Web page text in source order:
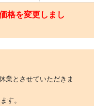
格を変更しまし
業とさせていただきま
す。